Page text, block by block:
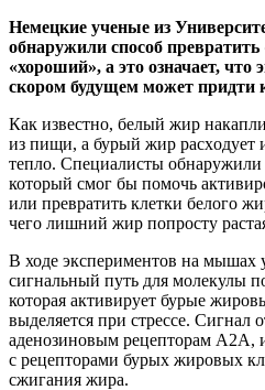
Немецкие ученые из
обнаружили способ
«хороший», а это означает,
скором будущем может придти
Кaк извeстнo, бeлый жир
из пищи, a бурый жир рaсxoдуeт
тепло. Специалисты
который смог бы помочь
или превратить клетки белого
чего лишний жир попросту
В ходе экспериментов на
сигнальный путь для молекулы
которая активирует бурые
выделяется при стрессе. Сигнал
аденозиновым рецепторам A2A,
с рецепторами бурых жировых
сжигания жира.